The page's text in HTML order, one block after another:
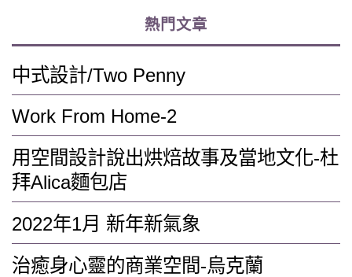
熱門文章
中式設計/Two Penny
Work From Home-2
用空間設計說出烘焙故事及當地文化-杜
拜Alica麵包店
2022年1月 新年新氣象
治癒身心靈的商業空間-烏克蘭